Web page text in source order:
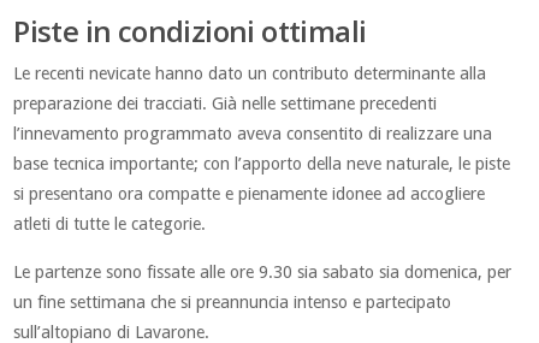
Piste in condizioni ottimali
Le recenti nevicate hanno dato un contributo determinante alla
preparazione dei tracciati. Già nelle settimane precedenti
l’innevamento programmato aveva consentito di realizzare una
base tecnica importante; con l’apporto della neve naturale, le piste
si presentano ora compatte e pienamente idonee ad accogliere
atleti di tutte le categorie.
Le partenze sono fissate alle ore 9.30 sia sabato sia domenica, per
un fine settimana che si preannuncia intenso e partecipato
sull’altopiano di Lavarone.